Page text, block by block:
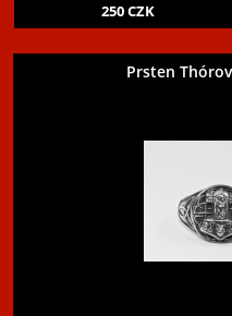
250CZK
Prsten